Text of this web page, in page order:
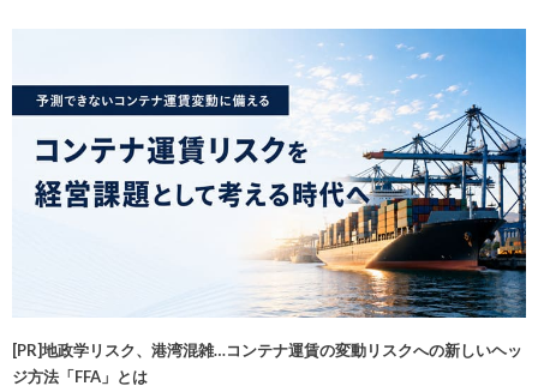
[PR]地政学リスク、港湾混雑…コンテナ運賃の変動リスクへの新しいヘッ
ジ方法「FFA」とは